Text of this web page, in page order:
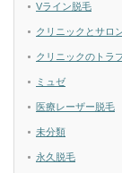
Vライン脱毛
クリニックとサロ
クリニックのトラ
ミュゼ
医療レーザー脱毛
未分類
永久脱毛